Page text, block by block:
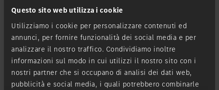
Questo sito web utilizza i cookie
Utilizziamo i cookie per personalizzare contenuti ed
annunci, per fornire funzionalità dei social media e per
analizzare il nostro traffico. Condividiamo inoltre
informazioni sul modo in cui utilizzi il nostro sito con i
nostri partner che si occupano di analisi dei dati web,
pubblicità e social media, i quali potrebbero combinarle
Nome*
Cognome*